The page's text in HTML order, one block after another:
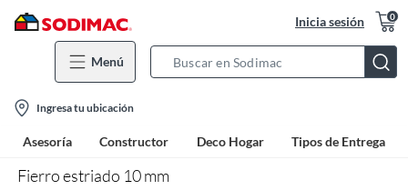
Inicia sesión 0
Menú
Bar
location-
icon
Ingresa tu ubicación
Asesoría Constructor Deco Hogar Tipos de Entrega
Fierro estriado 10 mm